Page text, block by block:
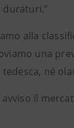
alla
una
né
avviso il